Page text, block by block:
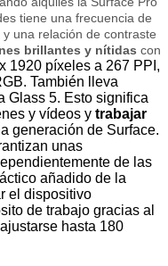
tiene una frecuencia de
una relación de contraste
brillantes y nítidas con
1920 píxeles a 267 PPI,
También lleva
Glass 5. Esto significa
y vídeos y trabajar
generación de Surface.
unas
de las
añadido de la
el dispositivo
de trabajo gracias al
hasta 180